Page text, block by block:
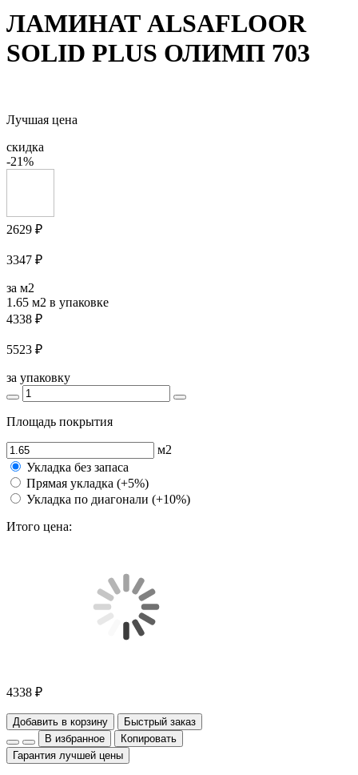
ЛАМИНАТ ALSAFLOOR
SOLID PLUS ОЛИМП 703
Лучшая цена
скидка
-21%
2629 ₽
3347 ₽
за м2
1.65 м2 в упаковке
4338 ₽
5523 ₽
за упаковку
Площадь покрытия
м2
Укладка без запаса
Прямая укладка (+5%)
Укладка по диагонали (+10%)
Итого цена:
4338 ₽
Добавить в корзину
Быстрый заказ
В избранное
Копировать
Гарантия лучшей цены